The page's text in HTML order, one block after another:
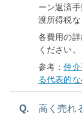
ーン返済
渡所得税な
各費用の
ください。
参考：仲
る代表的
Q. 高く売れ